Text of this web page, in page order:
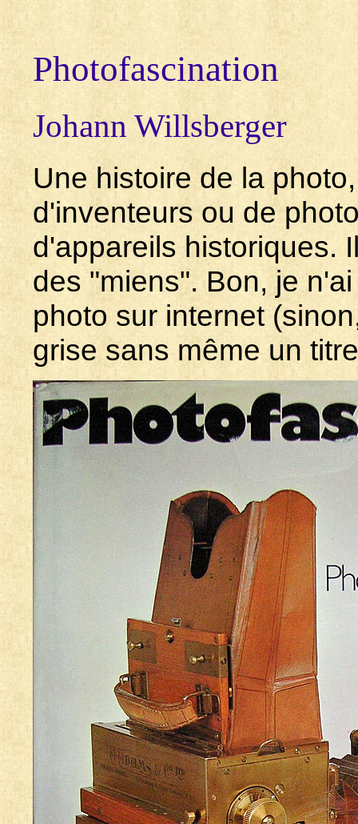
Photofascination
Johann Willsberger
Une histoire de la
d'inventeurs ou de
d'appareils historiques.
des "miens". Bon, je
photo sur internet
grise sans même un